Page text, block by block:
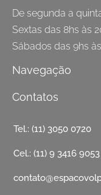
De segunda a
Sextas das 8hs às
Sábados das 9hs
Navegação
Contatos
Tel.: (11) 3050 0720
Cel.: (11) 9 3416 9053